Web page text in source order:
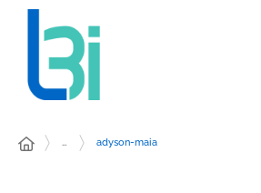
… adyson-maia